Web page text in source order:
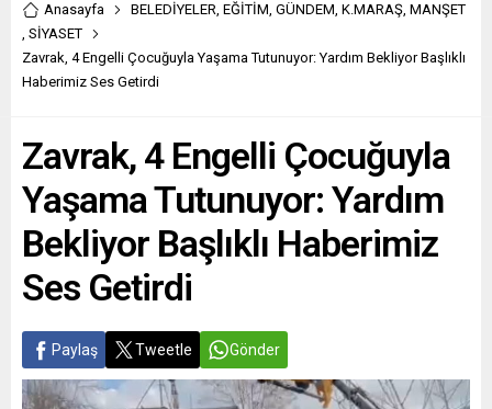
Anasayfa BELEDİYELER, EĞİTİM, GÜNDEM, K.MARAŞ, MANŞET
, SİYASET
Zavrak, 4 Engelli Çocuğuyla Yaşama Tutunuyor: Yardım Bekliyor Başlıklı
Haberimiz Ses Getirdi
Zavrak, 4 Engelli Çocuğuyla
Yaşama Tutunuyor: Yardım
Bekliyor Başlıklı Haberimiz
Ses Getirdi
Paylaş Tweetle Gönder